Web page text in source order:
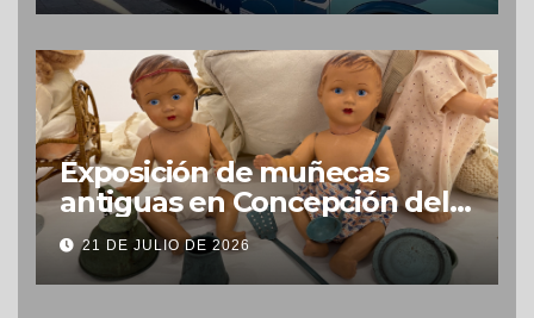
Exposición de muñecas
antiguas en Concepción del
Uruguay
21 DE JULIO DE 2026